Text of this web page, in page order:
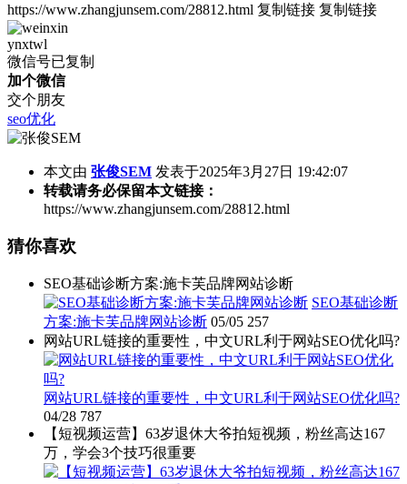
https://www.zhangjunsem.com/28812.html 复制链接 复制链接
ynxtwl
微信号已复制
加个微信
交个朋友
seo优化
本文由 张俊SEM 发表于2025年3月27日 19:42:07
转载请务必保留本文链接：
https://www.zhangjunsem.com/28812.html
猜你喜欢
SEO基础诊断方案:施卡芙品牌网站诊断
SEO基础诊断
方案:施卡芙品牌网站诊断 05/05 257
网站URL链接的重要性，中文URL利于网站SEO优化吗?
网站URL链接的重要性，中文URL利于网站SEO优化吗?
04/28 787
【短视频运营】63岁退休大爷拍短视频，粉丝高达167
万，学会3个技巧很重要